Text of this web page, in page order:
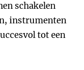
schakelen
instrumenten
tot een